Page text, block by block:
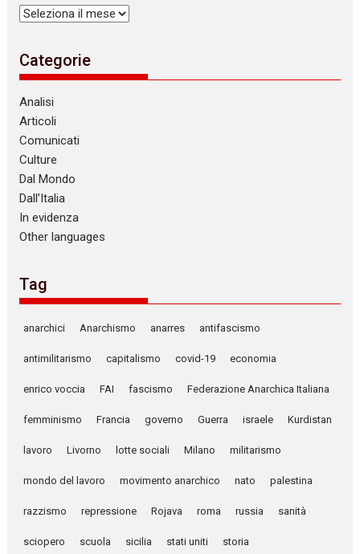
Archivi
Categorie
Analisi
Articoli
Comunicati
Culture
Dal Mondo
Dall’Italia
In evidenza
Other languages
Tag
anarchici Anarchismo anarres antifascismo
antimilitarismo capitalismo covid-19 economia
enrico voccia FAI fascismo Federazione Anarchica Italiana
femminismo Francia governo Guerra israele Kurdistan
lavoro Livorno lotte sociali Milano militarismo
mondo del lavoro movimento anarchico nato palestina
razzismo repressione Rojava roma russia sanità
sciopero scuola sicilia stati uniti storia